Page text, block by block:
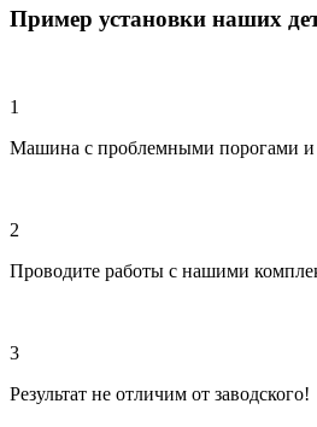
Пример установки наших
1
Машина с проблемными порогами и
2
Проводите работы с нашими
3
Результат не отличим от заводского!